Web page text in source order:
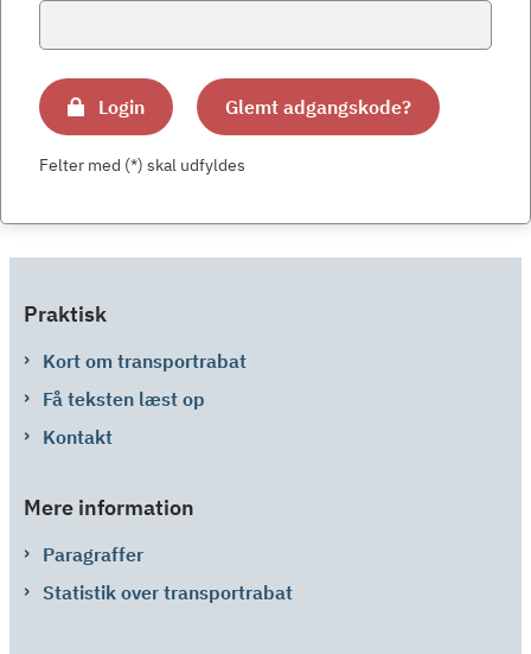
Login Glemt adgangskode?
Felter med (*) skal udfyldes
Praktisk
Kort om transportrabat
Få teksten læst op
Kontakt
Mere information
Paragraffer
Statistik over transportrabat